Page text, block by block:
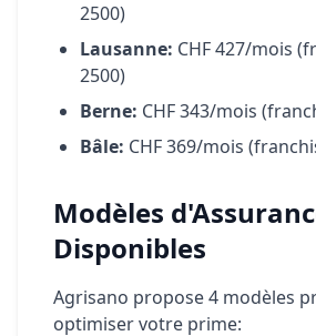
2500)
Lausanne: CHF 427/mois
2500)
Berne: CHF 343/mois
Bâle: CHF 369/mois
Modèles
Disponibles
Agrisano propose 4 modèles
optimiser votre prime: